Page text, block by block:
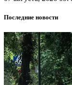
Последние новости